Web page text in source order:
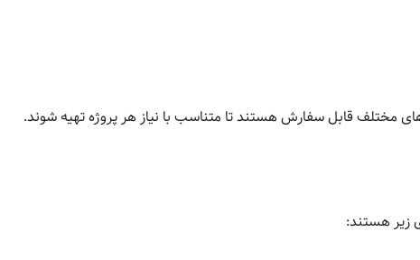
قابل سفارش هستند تا متناسب با نیاز هر پروژه تهیه شوند.
زیر هستند: